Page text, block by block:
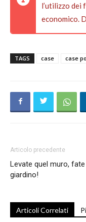
l’utilizzo dei
economico.
TAGS case case
Articolo precedente
Levate quel muro, fate
giardino!
Articoli Correlati